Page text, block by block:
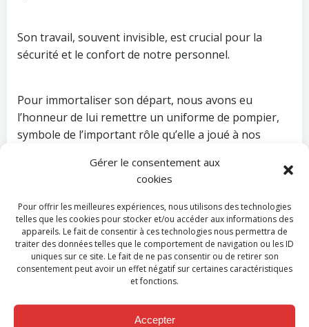
Gérer le consentement aux
cookies
Pour offrir les meilleures expériences, nous utilisons des technologies
telles que les cookies pour stocker et/ou accéder aux informations des
appareils. Le fait de consentir à ces technologies nous permettra de
traiter des données telles que le comportement de navigation ou les ID
uniques sur ce site. Le fait de ne pas consentir ou de retirer son
consentement peut avoir un effet négatif sur certaines caractéristiques
et fonctions.
Accepter
Son travail, souvent invisible, est crucial pour la
sécurité et le confort de notre personnel.
Pour immortaliser son départ, nous avons eu
l’honneur de lui remettre un uniforme de pompier,
symbole de l’important rôle qu’elle a joué à nos
services.
Bonne route vers cette nouvelle aventure qui
commence pour toi ! Nous te souhaitons tout le